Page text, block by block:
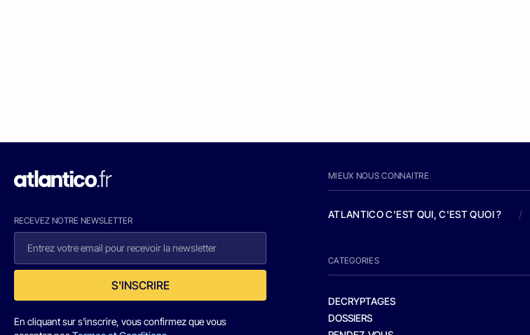
RECEVEZ NOTRE NEWSLETTER
S'INSCRIRE
En cliquant sur s'inscrire, vous confirmez que vous
MIEUX NOUS CONNAITRE
ATLANTICO C'EST QUI, C'EST QUOI ? /
CATEGORIES
DECRYPTAGES
DOSSIERS